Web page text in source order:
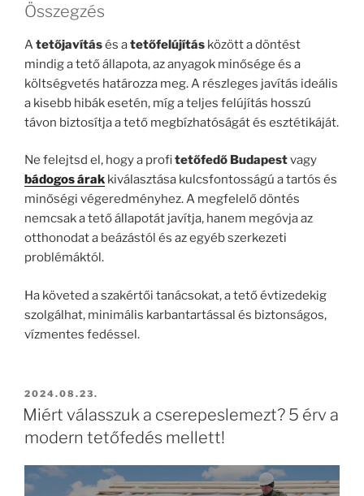
Összegzés
Atetőjavításés atetőfelújítás között a döntést
mindig a tető állapota, az anyagok minősége és a
költségvetés határozza meg. A részleges javítás ideális
a kisebb hibák esetén, míg a teljes felújítás hosszú
távon biztosítja a tető megbízhatóságát és esztétikáját.
Ne felejtsd el, hogy a profitetőfedő Budapestvagy
bádogos árak kiválasztása kulcsfontosságú a tartós és
minőségi végeredményhez. A megfelelő döntés
nemcsak a tető állapotát javítja, hanem megóvja az
otthonodat a beázástól és az egyéb szerkezeti
problémáktól.
Ha követed a szakértői tanácsokat, a tető évtizedekig
szolgálhat, minimális karbantartással és biztonságos,
vízmentes fedéssel.
BEKÜLDVE:
2024.08.23.
Miért válasszuk a cserepeslemezt? 5 érv a
modern tetőfedés mellett!